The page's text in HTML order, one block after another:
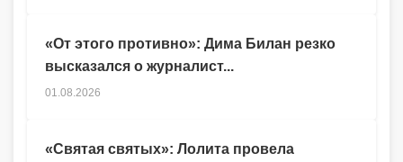
«От этого противно»: Дима Билан резко
высказался о журналист...
01.08.2026
«Святая святых»: Лолита провела